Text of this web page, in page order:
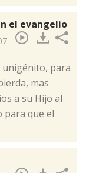
el evangelio
unigénito, para
mas
a su Hijo al
para que el